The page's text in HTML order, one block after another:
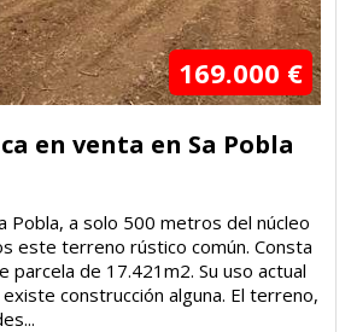
169.000 €
en venta en Sa Pobla
Pobla, a solo 500 metros del núcleo
este terreno rústico común. Consta
parcela de 17.421m2. Su uso actual
construcción alguna. El terreno,